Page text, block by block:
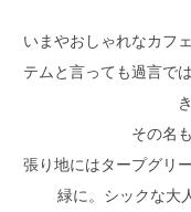
いまやおしゃれなカフ
テムと言っても過言で
その名
張り地にはタープグリ
緑に。シックな大